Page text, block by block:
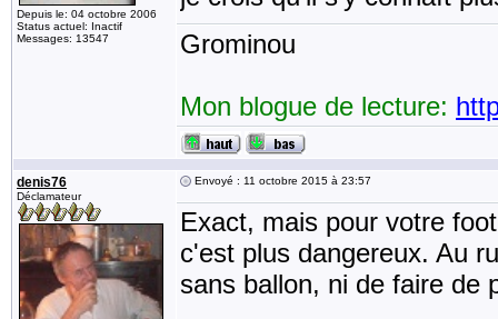
Depuis le: 04 octobre 2006
Status actuel: Inactif
Messages: 13547
Grominou
Mon blogue de lecture:
denis76
Déclamateur
Envoyé : 11 octobre 2015 à 23:57
Exact, mais pour votre
c'est plus dangereux. Au
sans ballon, ni de faire de